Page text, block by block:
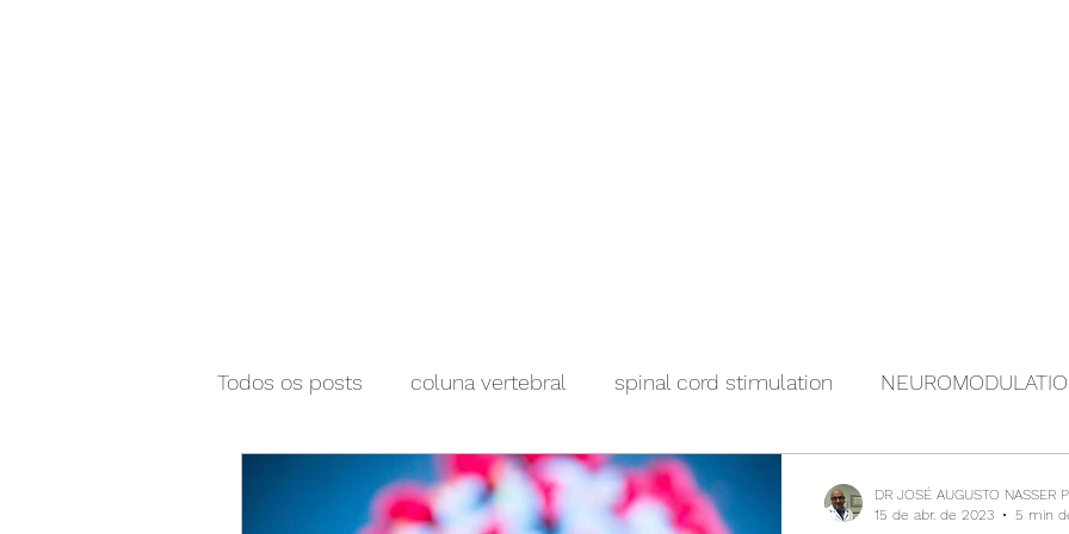
Todos os posts coluna vertebral spinal cord stimulation
Neurociencias
DR JOSÉ AUGUSTO NASSER
15 de abr. de 2023
5 min